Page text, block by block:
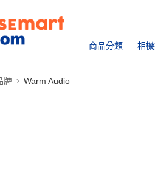
商品分類 相
牌 Warm Audio